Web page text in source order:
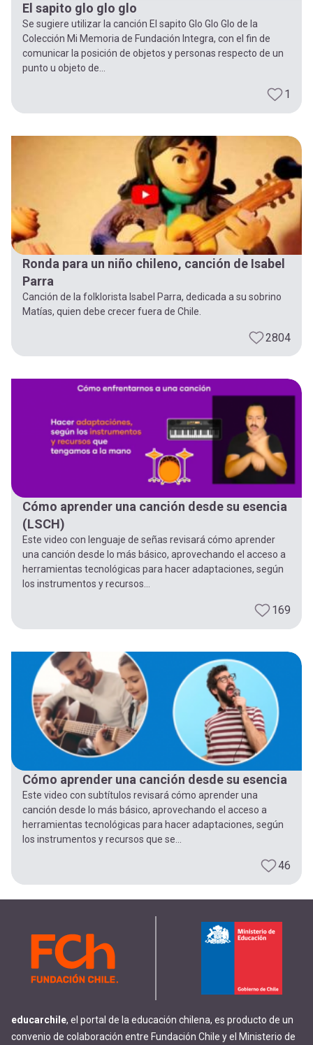
El sapito glo glo glo
Se sugiere utilizar la canción El sapito Glo Glo Glo de la
Colección Mi Memoria de Fundación Integra, con el fin de
comunicar la posición de objetos y personas respecto de un
punto u objeto de...
1
Ronda para un niño chileno, canción de Isabel
Parra
Canción de la folklorista Isabel Parra, dedicada a su sobrino
Matías, quien debe crecer fuera de Chile.
2804
Cómo aprender una canción desde su esencia
(LSCH)
Este video con lenguaje de señas revisará cómo aprender
una canción desde lo más básico, aprovechando el acceso a
herramientas tecnológicas para hacer adaptaciones, según
los instrumentos y recursos...
169
Cómo aprender una canción desde su esencia
Este video con subtítulos revisará cómo aprender una
canción desde lo más básico, aprovechando el acceso a
herramientas tecnológicas para hacer adaptaciones, según
los instrumentos y recursos que se...
46
educarchile, el portal de la educación chilena, es producto de un
convenio de colaboración entre Fundación Chile y el Ministerio de